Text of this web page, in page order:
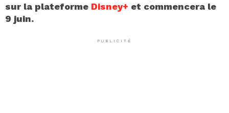
sur la plateforme Disney+ et commencera le
9 juin.
PUBLICITÉ